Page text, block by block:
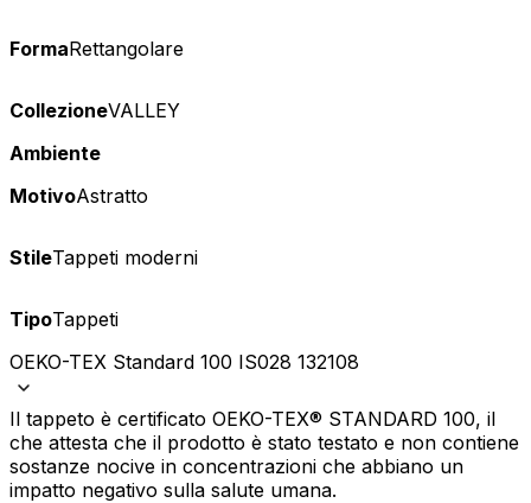
FormaRettangolare
CollezioneVALLEY
Ambiente
MotivoAstratto
StileTappeti moderni
TipoTappeti
OEKO-TEX Standard 100 IS028 132108
Il tappeto è certificato OEKO-TEX® STANDARD 100, il
che attesta che il prodotto è stato testato e non contiene
sostanze nocive in concentrazioni che abbiano un
impatto negativo sulla salute umana.